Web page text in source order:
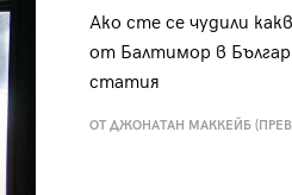
Ако сте се чудили
от Балтимор в
статия
ОТ ДЖОНАТАН МАККЕЙБ